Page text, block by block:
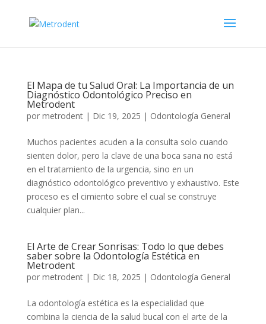
El Mapa de tu Salud Oral: La Importancia de un
Diagnóstico Odontológico Preciso en
Metrodent
por metrodent| Dic 19, 2025 | Odontología General
Muchos pacientes acuden a la consulta solo cuando
sienten dolor, pero la clave de una boca sana no está
en el tratamiento de la urgencia, sino en un
diagnóstico odontológico preventivo y exhaustivo. Este
proceso es el cimiento sobre el cual se construye
cualquier plan...
El Arte de Crear Sonrisas: Todo lo que debes
saber sobre la Odontología Estética en
Metrodent
por metrodent| Dic 18, 2025 | Odontología General
La odontología estética es la especialidad que
combina la ciencia de la salud bucal con el arte de la